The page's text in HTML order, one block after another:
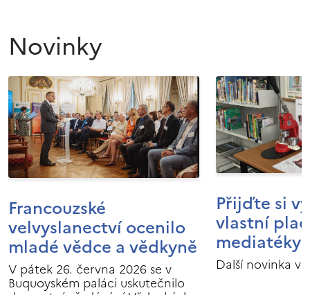
Novinky
Francouzské
velvyslanectví ocenilo
mladé vědce a vědkyně
V pátek 26. června 2026 se v
Buquoyském paláci uskutečnilo
Přijďte si
vlastní
mediatéky
Další novinka v